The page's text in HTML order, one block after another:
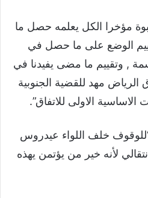
مؤخرا الكل يعلمه حصل ما
الوضع على ما حصل في
, وتقييم ما مضى يفيدنا في
الرياض مهد للقضية الجنوبية
الاساسية الاولى للاتفاق”.
خلف اللواء عيدروس
لأنه خير من يؤتمن يهذه